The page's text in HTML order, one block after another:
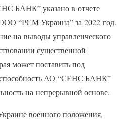
БАНК” указано в отчете
“РСМ Украина” за 2022 год.
на выводы управленческого
существенной
может поставить под
способность АО “СЕНС БАНК”
на непрерывной основе.
военного положения,